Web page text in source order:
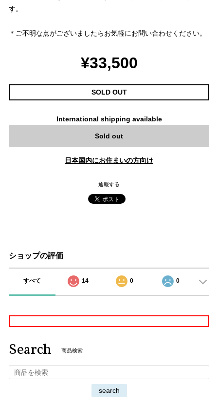
す。
＊ご不明な点がございましたらお気軽にお問い合わせください。
¥33,500
SOLD OUT
International shipping available
Sold out
日本国内にお住まいの方向け
通報する
ショップの評価
すべて 14 0 0
Search 商品検索
search